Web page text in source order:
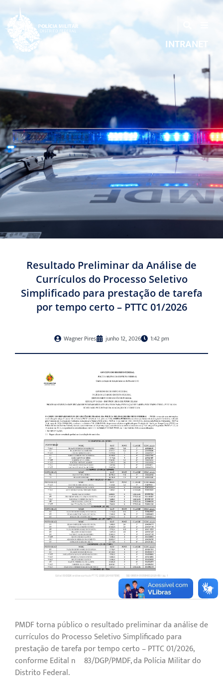
INTRANET
Resultado Preliminar da Análise de
Currículos do Processo Seletivo
Simplificado para prestação de tarefa
por tempo certo​ – PTTC 01/2026
Wagner Pires junho 12, 2026 1:42 pm
PMDF torna público o resultado preliminar da análise de
currículos do Processo Seletivo Simplificado para
prestação de tarefa por tempo certo​ – PTTC 01/2026,
conforme Edital nº 83/DGP/PMDF, da Polícia Militar do
Distrito Federal.